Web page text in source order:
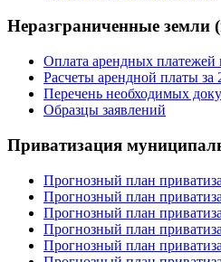
Неразграниченные
Оплата арендных платежей
Расчеты арендной платы за
Перечень необходимых
Образцы заявлений
Приватизация
Прогнозный план
Прогнозный план
Прогнозный план
Прогнозный план
Прогнозный план